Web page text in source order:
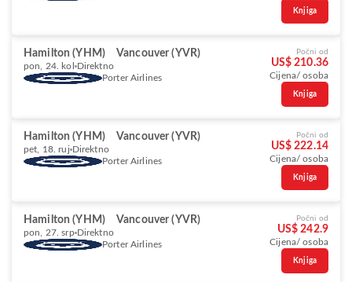
Knjiga
Hamilton (YHM) Vancouver (YVR)
pon, 24. kol Direktno
Porter Airlines
Počni od
US$ 210.36
Cijena/ osoba
Knjiga
Hamilton (YHM) Vancouver (YVR)
pet, 18. ruj Direktno
Porter Airlines
Počni od
US$ 222.14
Cijena/ osoba
Knjiga
Hamilton (YHM) Vancouver (YVR)
pon, 27. srp Direktno
Porter Airlines
Počni od
US$ 242.9
Cijena/ osoba
Knjiga